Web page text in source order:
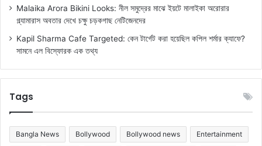
Malaika Arora Bikini Looks: নীল সমুদ্রের মাঝে ইয়টে মালাইকা অরোরার
গ্ল্যামারাস অবতার দেখে চক্ষু চড়কগাছ নেটিজেনদের
Kapil Sharma Cafe Targeted: কেন টার্গেট করা হয়েছিল কপিল শর্মার ক্যাফে?
সামনে এল বিস্ফোরক এক তথ্য
Tags
Bangla News Bollywood Bollywood news Entertainment